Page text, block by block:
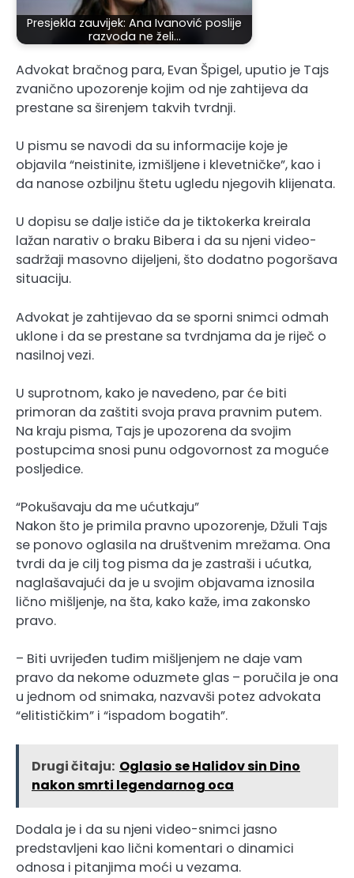
Presjekla zauvijek: Ana Ivanović poslije
razvoda ne želi…
Advokat bračnog para, Evan Špigel, uputio je Tajs
zvanično upozorenje kojim od nje zahtijeva da
prestane sa širenjem takvih tvrdnji.
U pismu se navodi da su informacije koje je
objavila “neistinite, izmišljene i klevetničke”, kao i
da nanose ozbiljnu štetu ugledu njegovih klijenata.
U dopisu se dalje ističe da je tiktokerka kreirala
lažan narativ o braku Bibera i da su njeni video-
sadržaji masovno dijeljeni, što dodatno pogoršava
situaciju.
Advokat je zahtijevao da se sporni snimci odmah
uklone i da se prestane sa tvrdnjama da je riječ o
nasilnoj vezi.
U suprotnom, kako je navedeno, par će biti
primoran da zaštiti svoja prava pravnim putem.
Na kraju pisma, Tajs je upozorena da svojim
postupcima snosi punu odgovornost za moguće
posljedice.
“Pokušavaju da me ućutkaju”
Nakon što je primila pravno upozorenje, Džuli Tajs
se ponovo oglasila na društvenim mrežama. Ona
tvrdi da je cilj tog pisma da je zastraši i ućutka,
naglašavajući da je u svojim objavama iznosila
lično mišljenje, na šta, kako kaže, ima zakonsko
pravo.
– Biti uvrijeđen tuđim mišljenjem ne daje vam
pravo da nekome oduzmete glas – poručila je ona
u jednom od snimaka, nazvavši potez advokata
“elitističkim” i “ispadom bogatih”.
Drugi čitaju: Oglasio se Halidov sin Dino
nakon smrti legendarnog oca
Dodala je i da su njeni video-snimci jasno
predstavljeni kao lični komentari o dinamici
odnosa i pitanjima moći u vezama.